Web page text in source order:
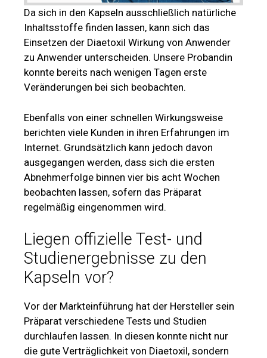
Da sich in den Kapseln ausschließlich natürliche
Inhaltsstoffe finden lassen, kann sich das
Einsetzen der Diaetoxil Wirkung von Anwender
zu Anwender unterscheiden. Unsere Probandin
konnte bereits nach wenigen Tagen erste
Veränderungen bei sich beobachten.
Ebenfalls von einer schnellen Wirkungsweise
berichten viele Kunden in ihren Erfahrungen im
Internet. Grundsätzlich kann jedoch davon
ausgegangen werden, dass sich die ersten
Abnehmerfolge binnen vier bis acht Wochen
beobachten lassen, sofern das Präparat
regelmäßig eingenommen wird.
Liegen offizielle Test- und
Studienergebnisse zu den
Kapseln vor?
Vor der Markteinführung hat der Hersteller sein
Präparat verschiedene Tests und Studien
durchlaufen lassen. In diesen konnte nicht nur
die gute Verträglichkeit von Diaetoxil, sondern